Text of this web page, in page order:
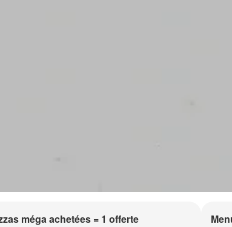
méga achetées = 1 offerte